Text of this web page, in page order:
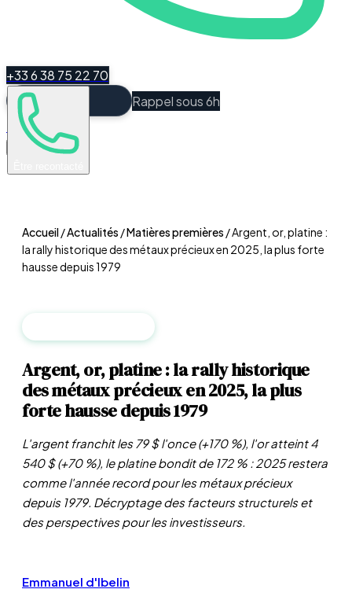
+33 6 38 75 22 70
Rappel sous 6h
Espace Client
Accueil/Actualités /Matières premières /Argent, or, platine :
la rally historique des métaux précieux en 2025, la plus forte
hausse depuis 1979
Argent, or, platine : la rally historique
des métaux précieux en 2025, la plus
forte hausse depuis 1979
L'argent franchit les 79 $ l'once (+170 %), l'or atteint 4
540 $ (+70 %), le platine bondit de 172 % : 2025 restera
comme l'année record pour les métaux précieux
depuis 1979. Décryptage des facteurs structurels et
des perspectives pour les investisseurs.
Emmanuel d'Ibelin